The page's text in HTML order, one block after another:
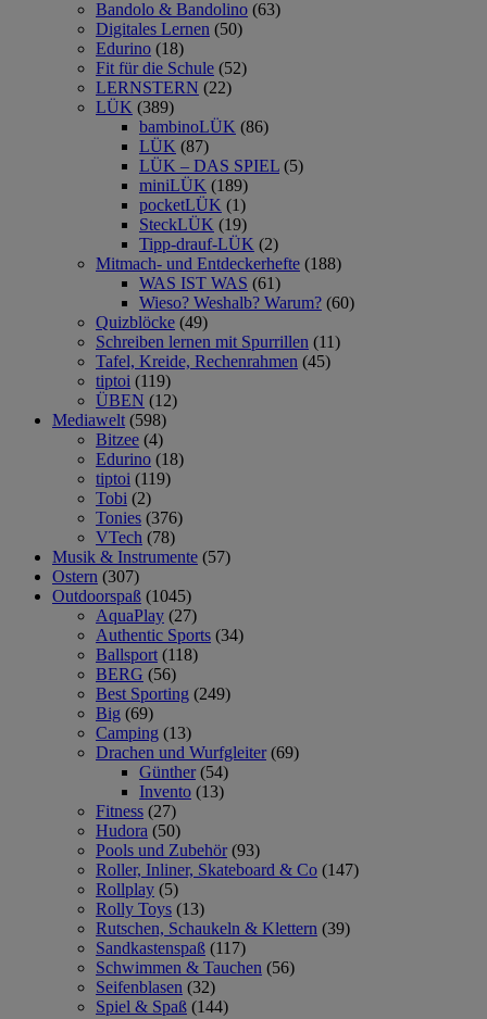
Bandolo & Bandolino (63)
Digitales Lernen (50)
Edurino (18)
Fit für die Schule (52)
LERNSTERN (22)
LÜK (389)
bambinoLÜK (86)
LÜK (87)
LÜK – DAS SPIEL (5)
miniLÜK (189)
pocketLÜK (1)
SteckLÜK (19)
Tipp-drauf-LÜK (2)
Mitmach- und Entdeckerhefte (188)
WAS IST WAS (61)
Wieso? Weshalb? Warum? (60)
Quizblöcke (49)
Schreiben lernen mit Spurrillen (11)
Tafel, Kreide, Rechenrahmen (45)
tiptoi (119)
ÜBEN (12)
Mediawelt (598)
Bitzee (4)
Edurino (18)
tiptoi (119)
Tobi (2)
Tonies (376)
VTech (78)
Musik & Instrumente (57)
Ostern (307)
Outdoorspaß (1045)
AquaPlay (27)
Authentic Sports (34)
Ballsport (118)
BERG (56)
Best Sporting (249)
Big (69)
Camping (13)
Drachen und Wurfgleiter (69)
Günther (54)
Invento (13)
Fitness (27)
Hudora (50)
Pools und Zubehör (93)
Roller, Inliner, Skateboard & Co (147)
Rollplay (5)
Rolly Toys (13)
Rutschen, Schaukeln & Klettern (39)
Sandkastenspaß (117)
Schwimmen & Tauchen (56)
Seifenblasen (32)
Spiel & Spaß (144)